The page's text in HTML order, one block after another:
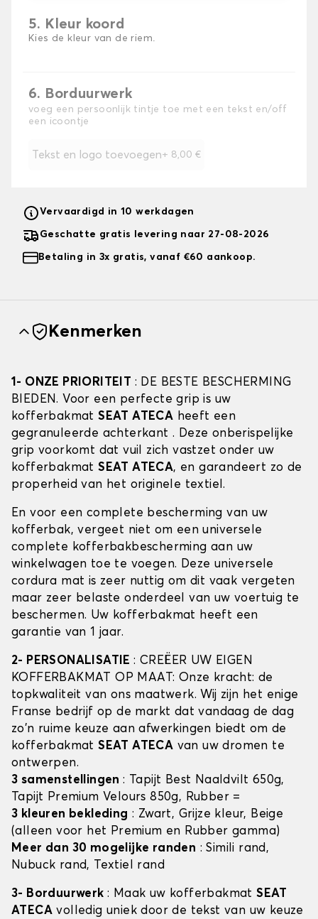
5. Kleur koord
Kies de kleur van de riem.
6. Borduurwerk
voeg een persoonlijk tintje toe met een tekst en/off
een icoontje
Tekst en logo toevoegen+ 8,00 €
Vervaardigd in 10 werkdagen
Geschatte gratis levering naar 27-08-2026
Betaling in 3x gratis, vanaf €60 aankoop.
Kenmerken
1- ONZE PRIORITEIT : DE BESTE BESCHERMING
BIEDEN. Voor een perfecte grip is uw
kofferbakmatSEAT ATECA heeft een
gegranuleerde achterkant . Deze onberispelijke
grip voorkomt dat vuil zich vastzet onder uw
kofferbakmatSEAT ATECA, en garandeert zo de
properheid van het originele textiel.
En voor een complete bescherming van uw
kofferbak, vergeet niet om een universele
complete kofferbakbescherming aan uw
winkelwagen toe te voegen. Deze universele
cordura mat is zeer nuttig om dit vaak vergeten
maar zeer belaste onderdeel van uw voertuig te
beschermen. Uw kofferbakmat heeft een
garantie van 1 jaar.
2- PERSONALISATIE: CREËER UW EIGEN
KOFFERBAKMAT OP MAAT: Onze kracht: de
topkwaliteit van ons maatwerk. Wij zijn het enige
Franse bedrijf op de markt dat vandaag de dag
zo'n ruime keuze aan afwerkingen biedt om de
kofferbakmatSEAT ATECA van uw dromen te
ontwerpen.
3 samenstellingen: Tapijt Best Naaldvilt 650g,
Tapijt Premium Velours 850g, Rubber =
3 kleuren bekleding : Zwart, Grijze kleur, Beige
(alleen voor het Premium en Rubber gamma)
Meer dan 30 mogelijke randen : Simili rand,
Nubuck rand, Textiel rand
3- Borduurwerk : Maak uw kofferbakmatSEAT
ATECA volledig uniek door de tekst van uw keuze